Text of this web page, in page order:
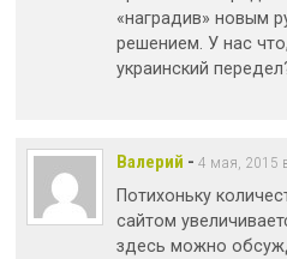
«наградив» новым
решением. У нас
украинский
Валерий - 4 мая, 2015
Потихоньку
сайтом
здесь можно